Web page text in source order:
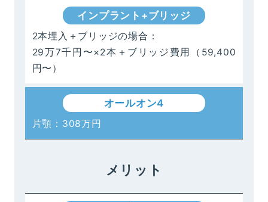
インプラント+ブリッジ
2本埋入＋ブリッジの場合：
29万7千円〜×2本＋ブリッジ費用（59,400
円〜）
オールオン4
片顎：308万円
メリット